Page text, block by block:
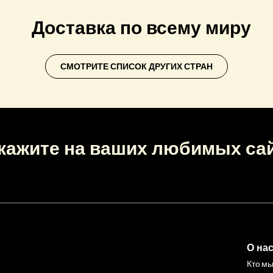
Доставка по всему миру
СМОТРИТЕ СПИСОК ДРУГИХ СТРАН
на ваших любимых
О нас
Кто